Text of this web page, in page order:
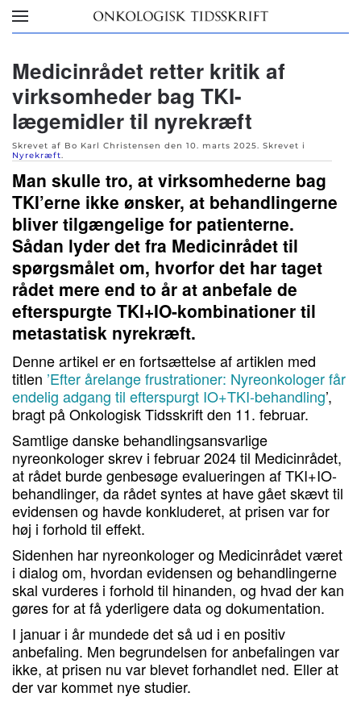
Skip to main content
Medicinrådet retter kritik af
virksomheder bag TKI-
lægemidler til nyrekræft
Skrevet af Bo Karl Christensen den 10. marts 2025. Skrevet i
Nyrekræft.
Man skulle tro, at virksomhederne bag
TKI’erne ikke ønsker, at behandlingerne
bliver tilgængelige for patienterne.
Sådan lyder det fra Medicinrådet til
spørgsmålet om, hvorfor det har taget
rådet mere end to år at anbefale de
efterspurgte TKI+IO-kombinationer til
metastatisk nyrekræft.
Denne artikel er en fortsættelse af artiklen med
titlen ’Efter årelange frustrationer: Nyreonkologer får
endelig adgang til efterspurgt IO+TKI-behandling’,
bragt på Onkologisk Tidsskrift den 11. februar.
Samtlige danske behandlingsansvarlige
nyreonkologer skrev i februar 2024 til Medicinrådet,
at rådet burde genbesøge evalueringen af TKI+IO-
behandlinger, da rådet syntes at have gået skævt til
evidensen og havde konkluderet, at prisen var for
høj i forhold til effekt.
Sidenhen har nyreonkologer og Medicinrådet været
i dialog om, hvordan evidensen og behandlingerne
skal vurderes i forhold til hinanden, og hvad der kan
gøres for at få yderligere data og dokumentation.
I januar i år mundede det så ud i en positiv
anbefaling. Men begrundelsen for anbefalingen var
ikke, at prisen nu var blevet forhandlet ned. Eller at
der var kommet nye studier.